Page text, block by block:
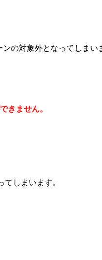
の対象外となってしまい
きません。
しまいます。